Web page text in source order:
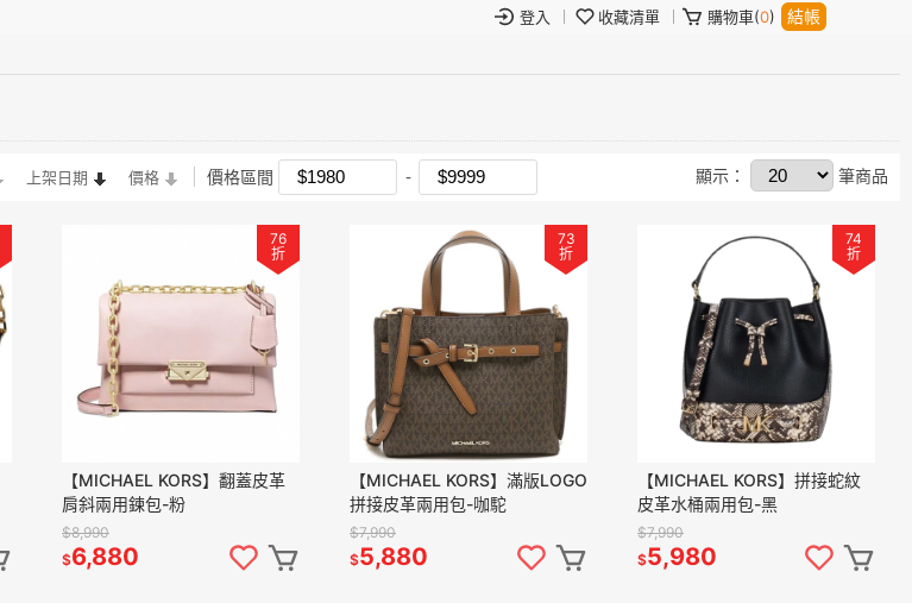
登入 收藏清單 購物車(0) 結帳
上架日期 價格 價格區間 顯示： 筆商品
76
折
【MICHAEL KORS】翻蓋皮革
肩斜兩用鍊包-粉
$8,990
$6,880
73
折
【MICHAEL KORS】滿版LOGO
拼接皮革兩用包-咖駝
$7,990
$5,880
74
折
【MICHAEL KORS】拼接蛇紋
皮革水桶兩用包-黑
$7,990
$5,980